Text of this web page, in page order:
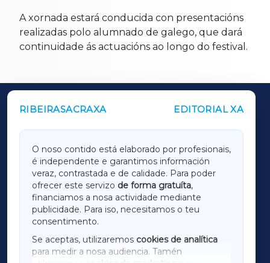
A xornada estará conducida con presentacións
realizadas polo alumnado de galego, que dará
continuidade ás actuacións ao longo do festival.
RIBEIRASACRAXA EDITORIAL XA
O noso contido está elaborado por profesionais,
é independente e garantimos información
veraz, contrastada e de calidade. Para poder
ofrecer este servizo de forma gratuíta,
financiamos a nosa actividade mediante
publicidade. Para iso, necesitamos o teu
consentimento.
Se aceptas, utilizaremos cookies de analítica
para medir a nosa audiencia. Tamén
OUTROS PERIÓDICOS
LUGOXA
TERRACHAXA